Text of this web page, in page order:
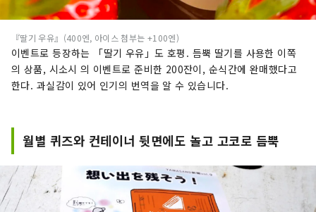
『딸기 우유』(400엔, 아이스 첨부는 +100엔)
이벤트로 등장하는 「딸기 우유」도 호평. 듬뿍 딸기를 사용한 이쪽
의 상품, 시소시 의 이벤트로 준비한 200잔이, 순식간에 완매했다고
한다. 과실감이 있어 인기의 번역을 알 수 있습니다.
월별 퀴즈와 컨테이너 뒷면에도 놀고 고코로 듬뿍